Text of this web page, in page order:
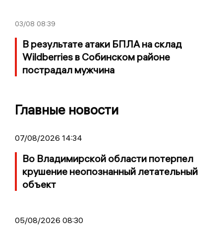
03/08 08:39
В результате атаки БПЛА на склад
Wildberries в Собинском районе
пострадал мужчина
Главные новости
07/08/2026 14:34
Во Владимирской области потерпел
крушение неопознанный летательный
объект
05/08/2026 08:30